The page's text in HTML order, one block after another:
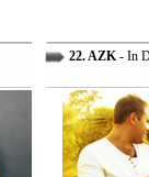
22. AZK- In